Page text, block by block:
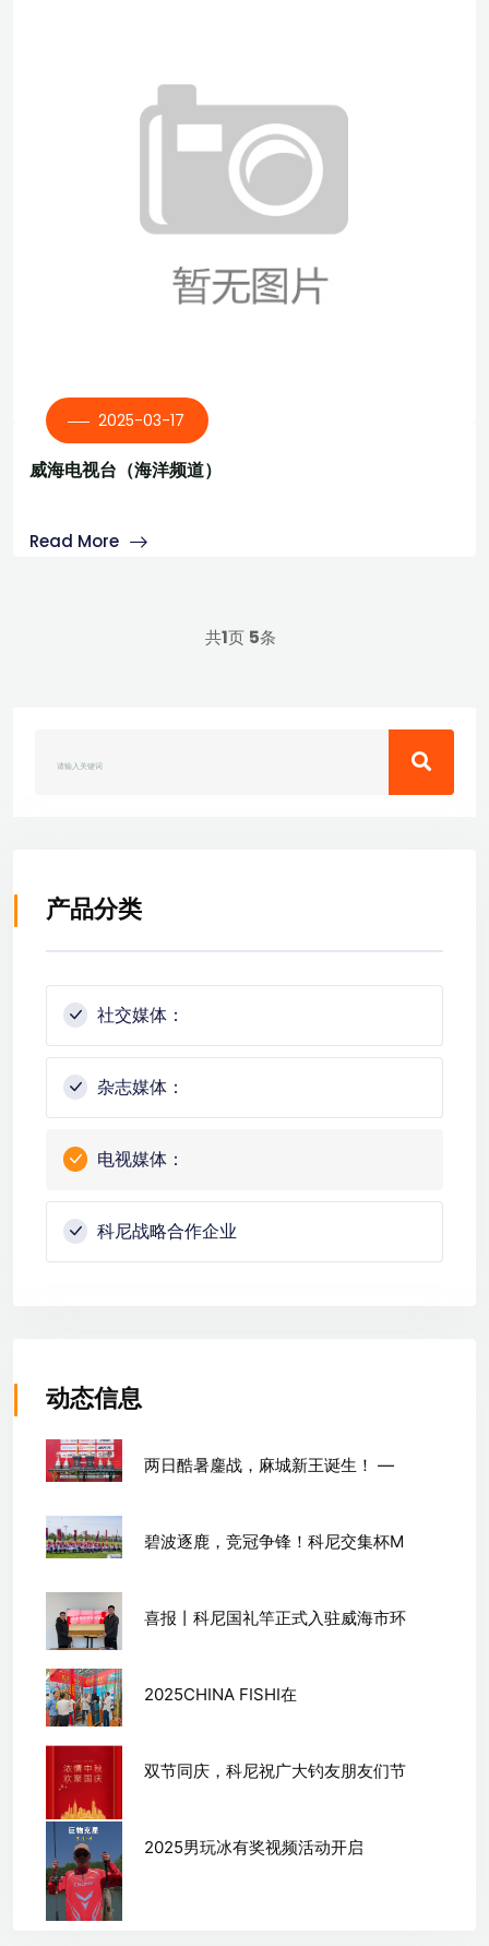
2025-03-17
威海电视台（海洋频道）
Read More
共1页 5条
产品分类
社交媒体：
杂志媒体：
电视媒体：
科尼战略合作企业
动态信息
两日酷暑鏖战，麻城新王诞生！ —
碧波逐鹿，竞冠争锋！科尼交集杯M
喜报丨科尼国礼竿正式入驻威海市环
2025CHINA FISHI在
双节同庆，科尼祝广大钓友朋友们节
2025男玩冰有奖视频活动开启